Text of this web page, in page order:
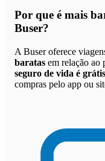
Por que é mais
Buser?
A Buser oferece
baratas em relação ao
seguro de vida é
compras pelo app ou